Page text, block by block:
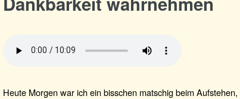
Heute Morgen war ich ein bisschen matschig beim Aufstehen,